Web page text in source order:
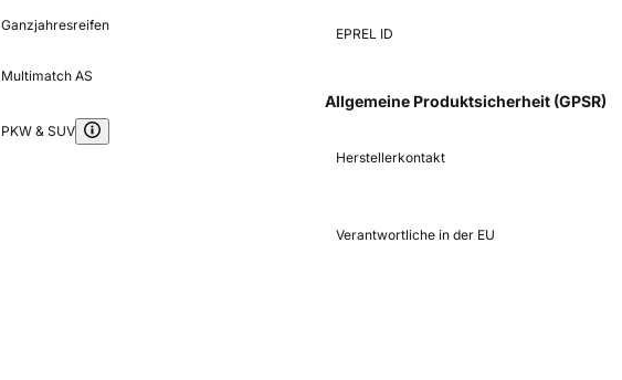
Ganzjahresreifen
Multimatch AS
PKW & SUV
EPREL ID
Allgemeine Produktsicherheit (GPSR)
Herstellerkontakt
Verantwortliche in der EU